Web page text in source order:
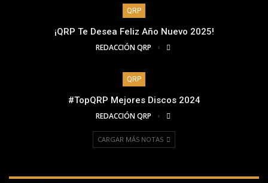
QRP
¡QRP Te Desea Feliz Año Nuevo 2025!
REDACCIÓN QRP
QRP
#TopQRP Mejores Discos 2024
REDACCIÓN QRP
CARGAR MÁS NOTAS